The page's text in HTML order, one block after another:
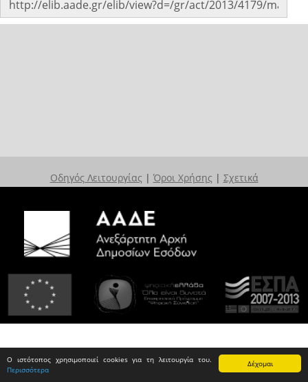
Δέχομαι
Ο ιστότοπος χρησιμοποιεί cookies για τη λειτουργία του.
Περισσότερα
Οδηγός Λειτουργίας | Όροι Χρήσης | Σχετικά